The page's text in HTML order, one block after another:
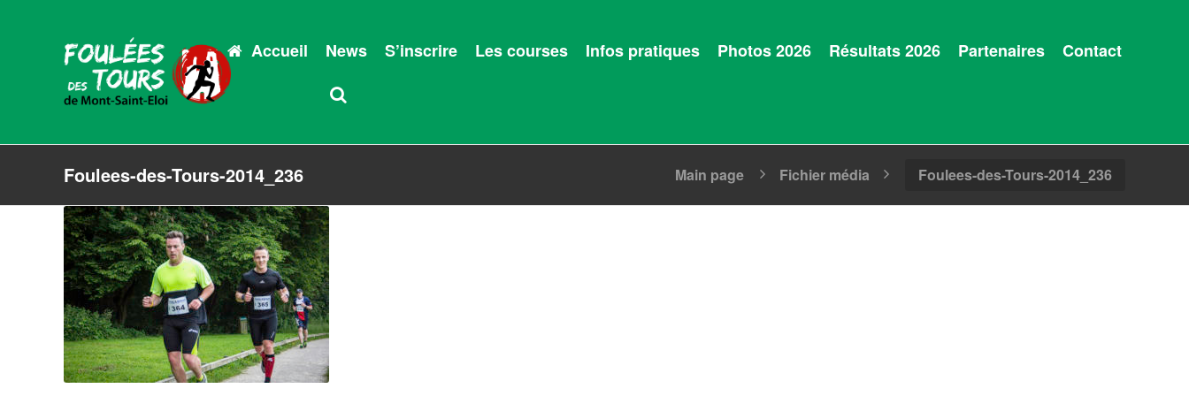
Accueil News S’inscrire Les courses Infos pratiques Photos 2026 Résultats 2026 Partenaires Contact
Foulees-des-Tours-2014_236 Main page Fichier média Foulees-des-Tours-2014_236